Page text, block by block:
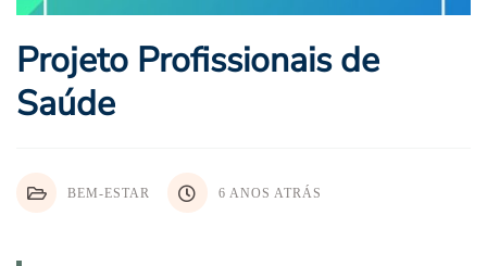
Projeto Profissionais de
Saúde
BEM-ESTAR 6 ANOS ATRÁS